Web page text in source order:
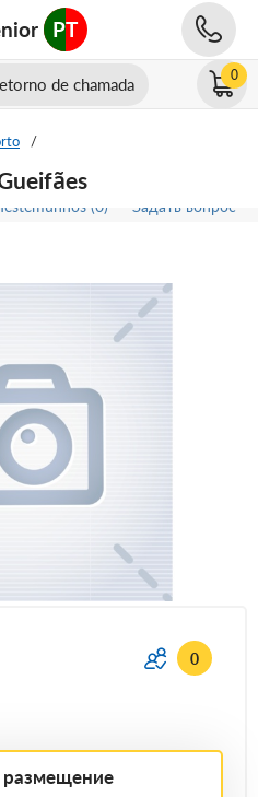
PT
de chamada 0
/
Testemunhos (0) Задать вопрос
0
размещение